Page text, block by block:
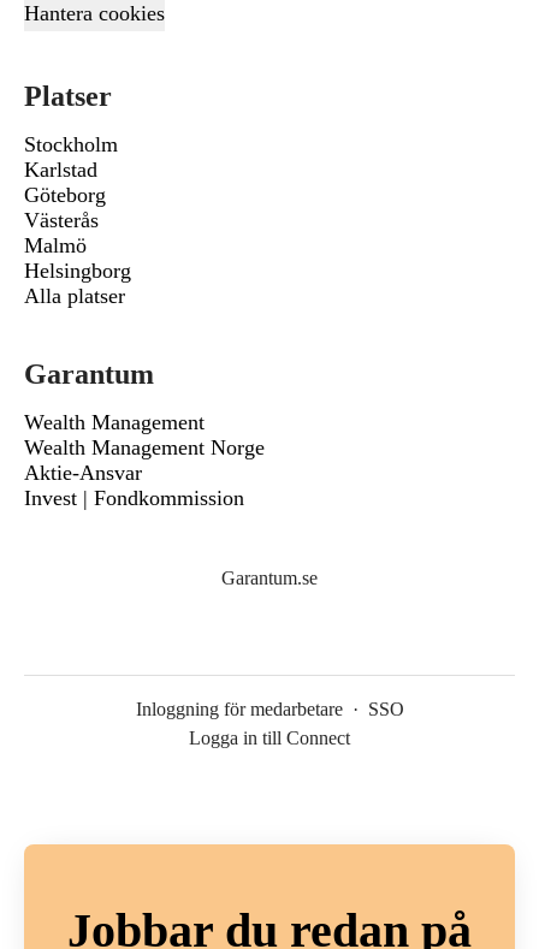
Hantera cookies
Platser
Stockholm
Karlstad
Göteborg
Västerås
Malmö
Helsingborg
Alla platser
Garantum
Wealth Management
Wealth Management Norge
Aktie-Ansvar
Invest | Fondkommission
Garantum.se
Inloggning för medarbetare · SSO
Logga in till Connect
Jobbar du redan på